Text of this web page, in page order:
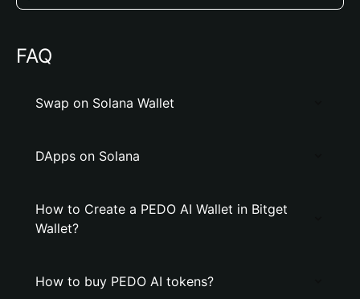
FAQ
Swap on Solana Wallet
DApps on Solana
How to Create a PEDO AI Wallet in Bitget
Wallet?
How to buy PEDO AI tokens?